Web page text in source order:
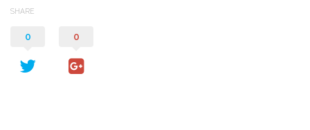
SHARE
0 0